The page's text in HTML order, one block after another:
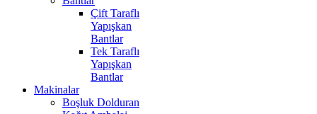
Çift Taraflı
Yapışkan
Bantlar
Tek Taraflı
Yapışkan
Bantlar
Makinalar
Boşluk Dolduran